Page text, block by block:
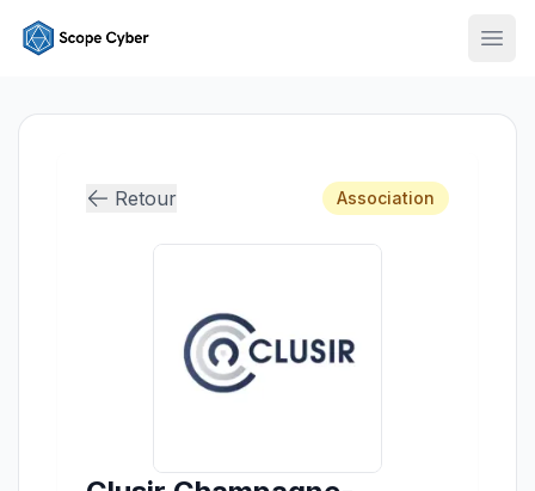
Retour Association